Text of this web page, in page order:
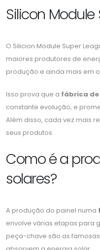
Silicon
O Silicion Module Super
maiores produtores de
produção e ainda mais em
Isso prova que a fábrica de
constante evolução, e
Além disso, cada vez mais
seus produtos.
Como é a
solares?
A produção do painel numa
envolve várias etapas para
peça-chave são as